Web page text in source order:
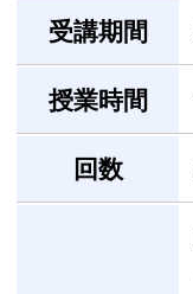
受講期間
授業時間
回数